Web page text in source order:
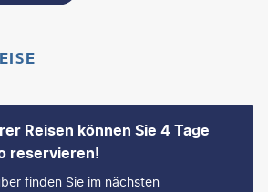
Reisen können Sie 4 Tage
reservieren!
finden Sie im nächsten